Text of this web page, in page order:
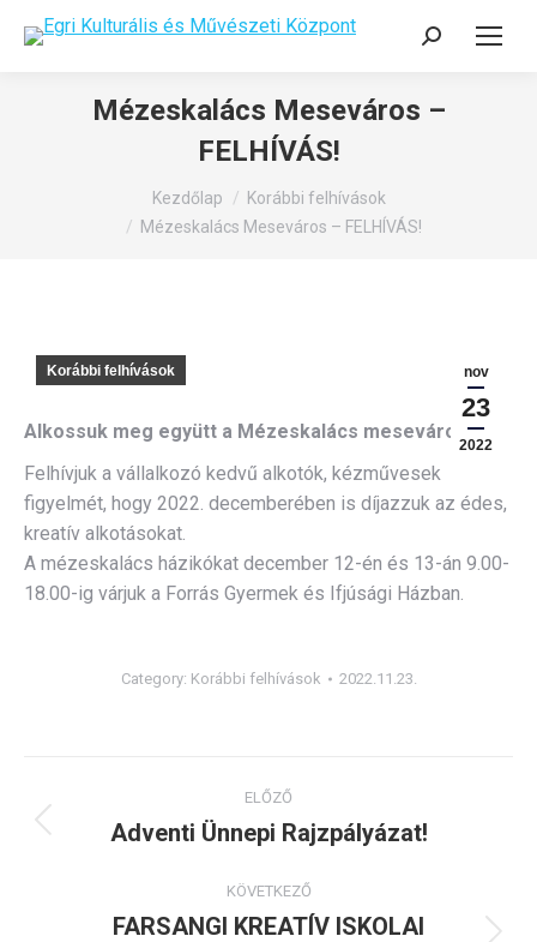
Search:
Mézeskalács Meseváros –
FELHÍVÁS!
Kezdőlap
Korábbi felhívások
Mézeskalács Meseváros – FELHÍVÁS!
nov
23
2022
Korábbi felhívások
Alkossuk meg együtt a Mézeskalács mesevárost!
Felhívjuk a vállalkozó kedvű alkotók, kézművesek
figyelmét, hogy 2022. decemberében is díjazzuk az édes,
kreatív alkotásokat.
A mézeskalács házikókat december 12-én és 13-án 9.00-
18.00-ig várjuk a Forrás Gyermek és Ifjúsági Házban.
Category: Korábbi felhívások 2022.11.23.
navigation
ELŐZŐ
Previous
Adventi Ünnepi Rajzpályázat!
KÖVETKEZŐ
FARSANGI KREATÍV ISKOLAI